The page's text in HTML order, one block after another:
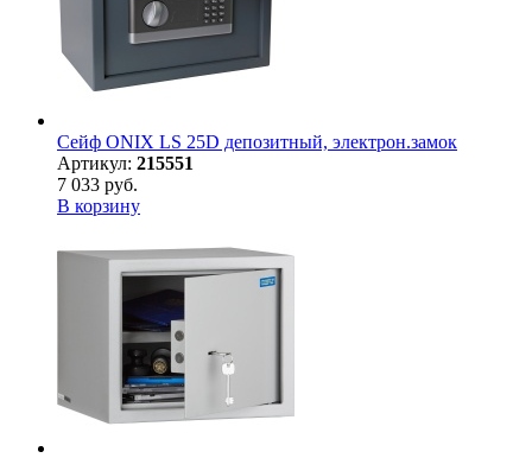
Сейф ONIX LS 25D депозитный, электрон.замок
Артикул: 215551
7 033 руб.
В корзину